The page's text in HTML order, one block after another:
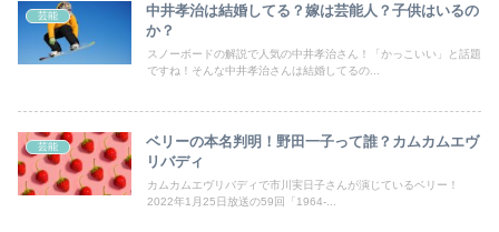
芸能
中井孝治は結婚してる？嫁は芸能人？子供はいるの
か？
スノーボードの解説で人気の中井孝治さん！「かっこいい」と話題
ですね！そんな中井孝治さんは結婚してるの...
芸能
ベリーの本名判明！野田一子って誰？カムカムエヴ
リバディ
カムカムエヴリバディで市川実日子さんが演じているベリー！
2022年1月25日放送の59回「1964‐...